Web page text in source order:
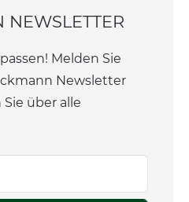
NEWSLETTER
Melden Sie
Newsletter
über alle